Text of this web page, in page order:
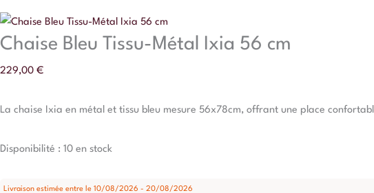
Chaise Bleu Tissu-Métal Ixia 56 cm
229,00 €
La chaise Ixia en métal et tissu bleu mesure 56x78cm, offrant une place
Disponibilité : 10 en stock
Livraison estimée entre le 10/08/2026 - 20/08/2026
Ixia
56